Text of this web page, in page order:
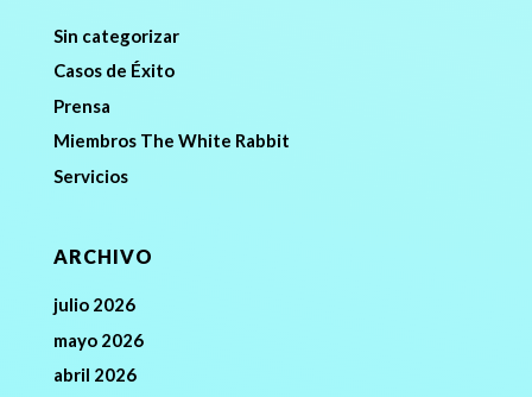
Sin categorizar
Casos de Éxito
Prensa
Miembros The White Rabbit
Servicios
ARCHIVO
julio 2026
mayo 2026
abril 2026